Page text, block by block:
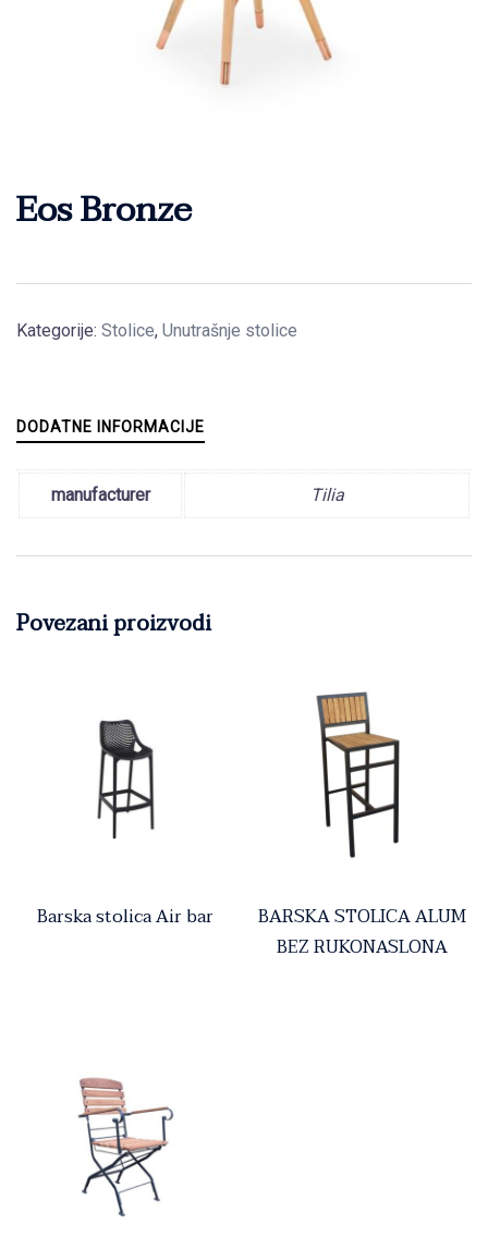
Eos Bronze
Kategorije: Stolice, Unutrašnje stolice
DODATNE INFORMACIJE
manufacturer Tilia
Povezani proizvodi
Barska stolica Air bar
BARSKA STOLICA ALUM
BEZ RUKONASLONA